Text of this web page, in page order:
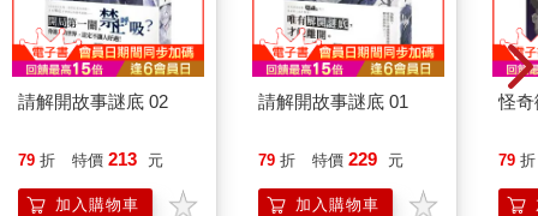
請解開故事謎底 02
79 折 特價 213 元
加入購物車
請解開故事謎底 01
79 折 特價 229 元
加入購物車
怪
79 折